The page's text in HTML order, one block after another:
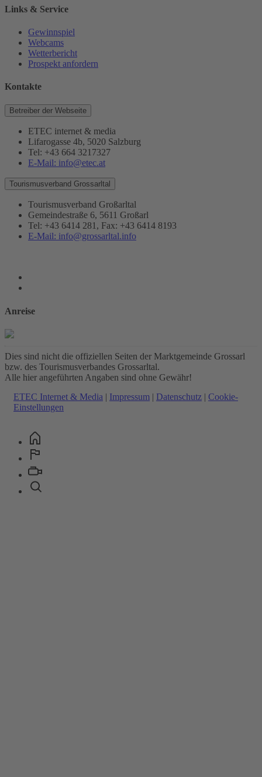
Links & Service
Gewinnspiel
Webcams
Wetterbericht
Prospekt anfordern
Kontakte
Betreiber der Webseite
ETEC internet & media
Lifarogasse 4b, 5020 Salzburg
Tel: +43 664 3217327
E-Mail: info@etec.at
Tourismusverband Grossarltal
Tourismusverband Großarltal
Gemeindestraße 6, 5611 Großarl
Tel: +43 6414 281, Fax: +43 6414 8193
E-Mail: info@grossarltal.info
Anreise
Dies sind nicht die offiziellen Seiten der Marktgemeinde Grossarl
bzw. des Tourismusverbandes Grossarltal.
Alle hier angeführten Angaben sind ohne Gewähr!
ETEC Internet & Media | Impressum | Datenschutz | Cookie-
Einstellungen